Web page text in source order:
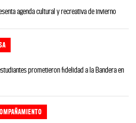
agenda cultural y recreativa de invierno
prometieron fidelidad a la Bandera en